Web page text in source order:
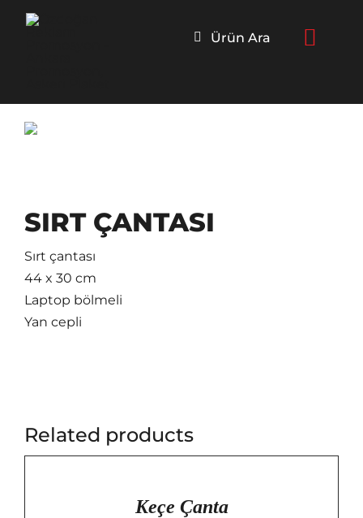
Skip
Ürün Ara
SIRT ÇANTASI
Sırt çantası
44 x 30 cm
Laptop bölmeli
Yan cepli
Related products
Keçe Çanta